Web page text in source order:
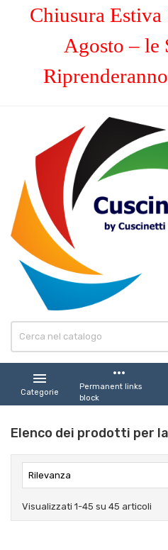
Chiusura
Agosto – le

Categorie
more_horiz
Permanent links
block
Elenco dei prodotti per la
Rilevanza
Visualizzati 1-45 su 45 articoli